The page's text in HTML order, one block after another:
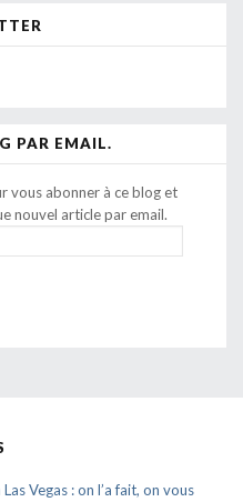
PAR EMAIL.
vous abonner à ce blog et
nouvel article par email.
Vegas : on l’a fait, on vous